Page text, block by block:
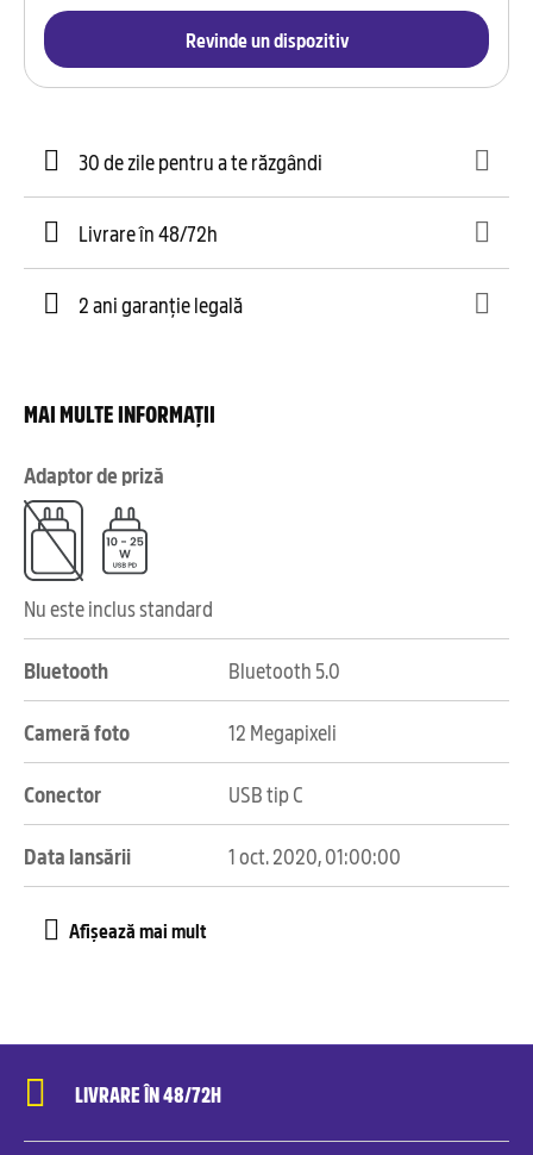
Revinde un dispozitiv
30 de zile pentru a te răzgândi
Livrare în 48/72h
2 ani garanție legală
MAI MULTE INFORMAȚII
Adaptor de priză
Nu este inclus standard
Bluetooth Bluetooth 5.0
Cameră foto 12 Megapixeli
Conector USB tip C
Data lansării 1 oct. 2020, 01:00:00
LIVRARE ÎN 48/72H